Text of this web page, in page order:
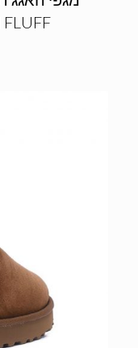
FLUFF